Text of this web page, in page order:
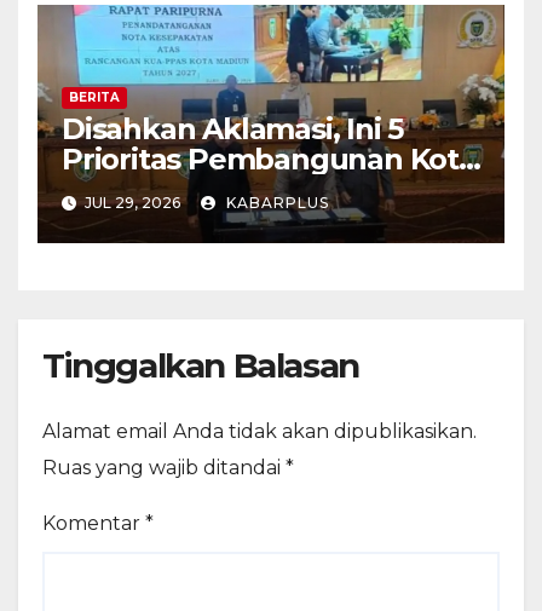
BERITA
Disahkan Aklamasi, Ini 5
Prioritas Pembangunan Kota
Madiun dalam KUA-PPAS
APBD 2027
JUL 29, 2026 KABARPLUS
Tinggalkan Balasan
Alamat email Anda tidak akan dipublikasikan.
Ruas yang wajib ditandai *
Komentar *